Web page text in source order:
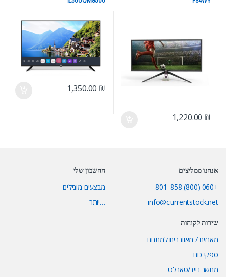
1,220.00 ₪
Mag
1,350.00 ₪
אנחנו ממליצים
+060 (800) 801-858
info@currentstock.net
החשבון שלי
מבצעים מובילים
…יותר
שירות לקוחות
מארזים / מאווררים למתחם
ספקי כוח
מחשב נייד/טאבלט